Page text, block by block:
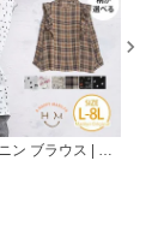
肩フリル フェミニン ブラウス | 大きいサイズの通販ならハッピーマリリン